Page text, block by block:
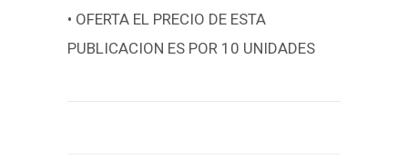
• OFERTA EL PRECIO DE ESTA
PUBLICACION ES POR 10 UNIDADES